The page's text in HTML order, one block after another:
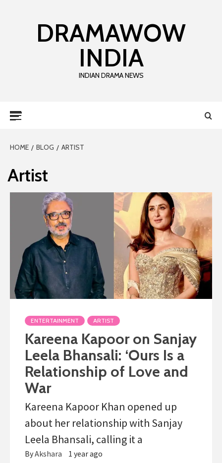
DRAMAWOW
INDIA
INDIAN DRAMA NEWS
HOME BLOG ARTIST
Artist
ENTERTAINMENT ARTIST
Kareena Kapoor on Sanjay
Leela Bhansali: ‘Ours Is a
Relationship of Love and
War
Kareena Kapoor Khan opened up
about her relationship with Sanjay
Leela Bhansali, calling it a
ByAkshara 1 year ago